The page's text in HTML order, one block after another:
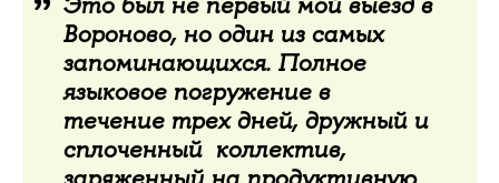
Вороново, но один из самых
запоминающихся. Полное
языковое погружение в
течение трех дней, дружный и
сплоченный коллектив,